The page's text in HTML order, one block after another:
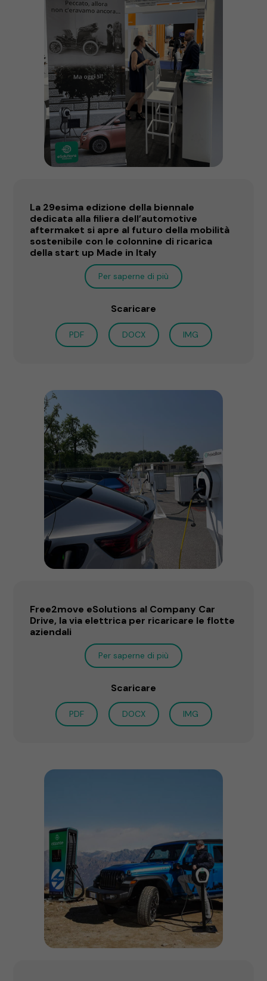
La 29esima edizione della biennale
dedicata alla filiera dell’automotive
aftermaket si apre al futuro della mobilità
sostenibile con le colonnine di ricarica
della start up Made in Italy
Per saperne di più
Scaricare
PDF DOCX IMG
Free2move eSolutions al Company Car
Drive, la via elettrica per ricaricare le flotte
aziendali
Per saperne di più
Scaricare
PDF DOCX IMG